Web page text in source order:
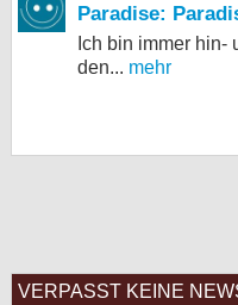
Paradise:
Ich bin immer hin-
den... mehr
VERPASST KEINE